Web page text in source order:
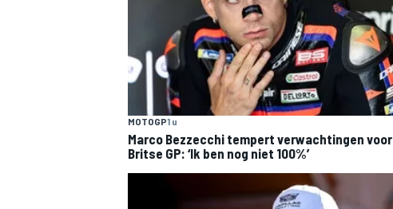
MOTOGP1 u
Marco Bezzecchi tempert verwachtingen voor
Britse GP: ‘Ik ben nog niet 100%’